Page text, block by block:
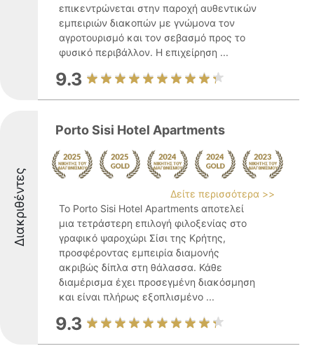
επικεντρώνεται στην παροχή αυθεντικών
εμπειριών διακοπών με γνώμονα τον
αγροτουρισμό και τον σεβασμό προς το
φυσικό περιβάλλον. Η επιχείρηση ...
9.3
Διακριθέντες
Porto Sisi Hotel Apartments
Δείτε περισσότερα >>
Το Porto Sisi Hotel Apartments αποτελεί
μια τετράστερη επιλογή φιλοξενίας στο
γραφικό ψαροχώρι Σίσι της Κρήτης,
προσφέροντας εμπειρία διαμονής
ακριβώς δίπλα στη θάλασσα. Κάθε
διαμέρισμα έχει προσεγμένη διακόσμηση
και είναι πλήρως εξοπλισμένο ...
9.3